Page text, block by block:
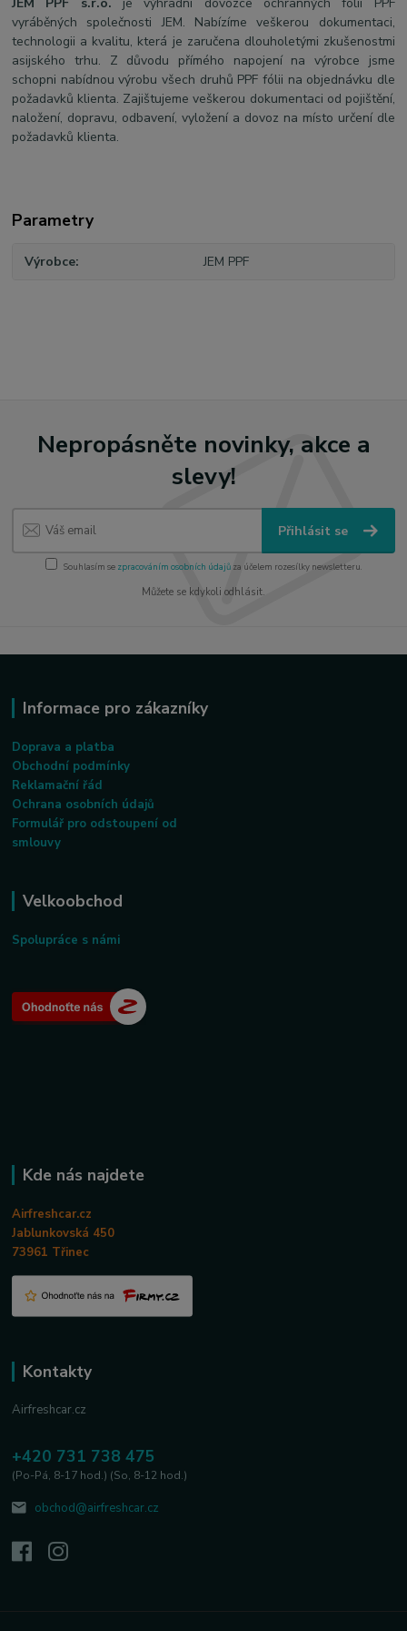
JEM PPF s.r.o. je výhradní dovozce ochranných fólii PPF
vyráběných společnosti JEM. Nabízíme veškerou dokumentaci,
technologii a kvalitu, která je zaručena dlouholetými zkušenostmi
asijského trhu. Z důvodu přímého napojení na výrobce jsme
schopni nabídnou výrobu všech druhů PPF fólii na objednávku dle
požadavků klienta. Zajištujeme veškerou dokumentaci od pojištění,
naložení, dopravu, odbavení, vyložení a dovoz na místo určení dle
požadavků klienta.
Parametry
Výrobce JEM PPF
Nepropásněte novinky, akce a
slevy!
Přihlásit se
Souhlasím se zpracováním osobních údajůza účelem rozesílky newsletteru.
Můžete se kdykoli odhlásit.
Informace pro zákazníky
Doprava a platba
Obchodní podmínky
Reklamační řád
Ochrana osobních údajů
Formulář pro odstoupení od
smlouvy
Velkoobchod
Spolupráce s námi
Kde nás najdete
Airfreshcar.cz
Jablunkovská 450
73961 Třinec
Kontakty
Airfreshcar.cz
+420 731 738 475
(Po-Pá, 8-17 hod.) (So, 8-12 hod.)
obchod@airfreshcar.cz